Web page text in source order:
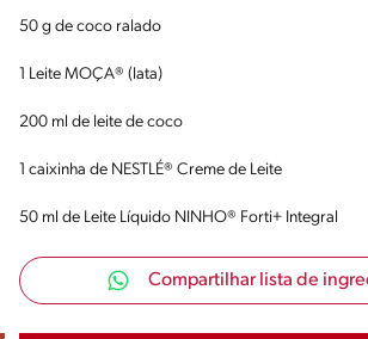
50 g de coco ralado
1 Leite MOÇA® (lata)
200 ml de leite de coco
1 caixinha de NESTLÉ® Creme de Leite
50 ml de Leite Líquido NINHO® Forti+ Integral
Compartilhar lista de